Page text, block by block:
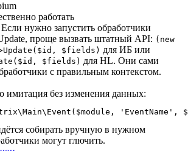
работать
нужно запустить обработчики
проще вызвать штатный API: (new
$fields) для ИБ или
$fields) для HL. Они сами
с правильным контекстом.
имитация без изменения данных:
'EventName',
собирать вручную в нужном
могут глючить.